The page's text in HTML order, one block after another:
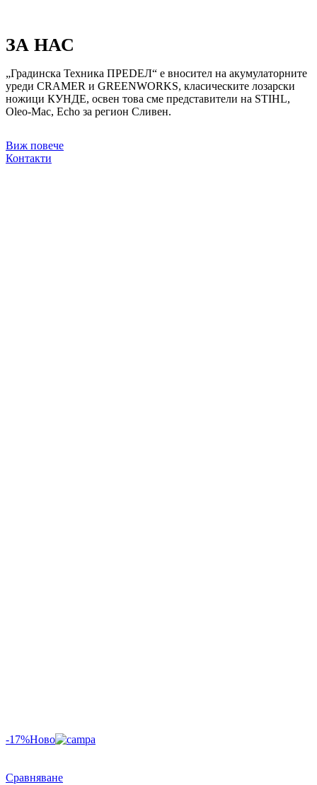
ЗА НАС
„Градинска Техника ПРЕDЕЛ“ е вносител на акумулаторните
уреди CRAMER и GREENWORKS, класическите лозарски
ножици КУНДЕ, освен това сме представители на STIHL,
Oleo-Mac, Echo за регион Сливен.
Виж повече
Контакти
-17%Ново
Сравняване